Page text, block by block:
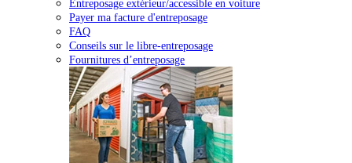
Entreposage extérieur/accessible en voiture
Payer ma facture d'entreposage
FAQ
Conseils sur le libre-entreposage
Fournitures d’entreposage